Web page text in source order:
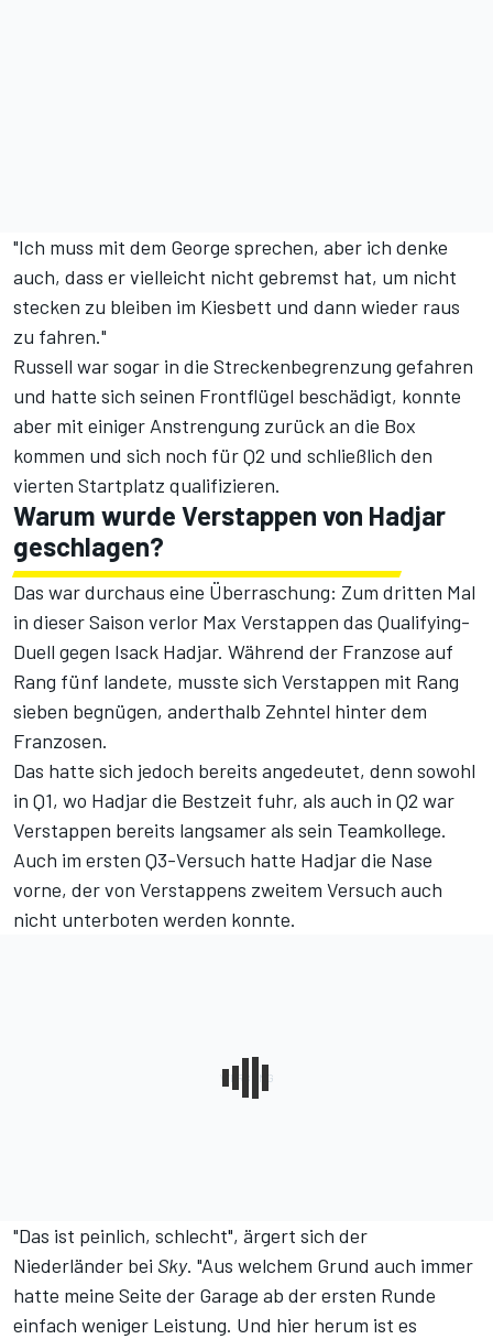
"Ich muss mit dem George sprechen, aber ich denke
auch, dass er vielleicht nicht gebremst hat, um nicht
stecken zu bleiben im Kiesbett und dann wieder raus
zu fahren."
Russell war sogar in die Streckenbegrenzung gefahren
und hatte sich seinen Frontflügel beschädigt, konnte
aber mit einiger Anstrengung zurück an die Box
kommen und sich noch für Q2 und schließlich den
vierten Startplatz qualifizieren.
Warum wurde Verstappen von Hadjar
geschlagen?
Das war durchaus eine Überraschung: Zum dritten Mal
in dieser Saison verlor Max Verstappen das Qualifying-
Duell gegen Isack Hadjar. Während der Franzose auf
Rang fünf landete, musste sich Verstappen mit Rang
sieben begnügen, anderthalb Zehntel hinter dem
Franzosen.
Das hatte sich jedoch bereits angedeutet, denn sowohl
in Q1, wo Hadjar die Bestzeit fuhr, als auch in Q2 war
Verstappen bereits langsamer als sein Teamkollege.
Auch im ersten Q3-Versuch hatte Hadjar die Nase
vorne, der von Verstappens zweitem Versuch auch
nicht unterboten werden konnte.
"Das ist peinlich, schlecht", ärgert sich der
Niederländer bei Sky. "Aus welchem Grund auch immer
hatte meine Seite der Garage ab der ersten Runde
einfach weniger Leistung. Und hier herum ist es